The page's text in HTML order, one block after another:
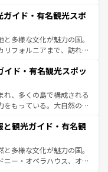
スならではのユニークな
でなく町歩きも満喫する
ため物価も高いが、旅行
スもあり、うまく活用すれ
覧を参照してほしい。
イド・有名観光スポ
多様な文化が魅力の国。
リフォルニアまで、訪れる
ッピング、エンターテイ
ットだ。一方、アメリカ
ドキャニオンやイエロー
が堪能できる。さらに、南
各地域で異なる魅力を楽
歴史を感じることができ
や列車の旅も、アメリカ
アメリカ
てほしい。
ド・有名観光スポッ
れ、多くの島で構成される
をもっている。大自然の神
の観光地といえばオアフ
マウイ島やカウアイ島が
輝く海をはじめ、豊かな
アロハスピリット」と呼ば
観光ガイド・有名観
多様な文化が魅力の国。
ニー・オペラハウス、オー